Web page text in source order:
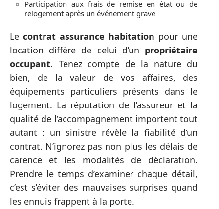
Participation aux frais de remise en état ou de
relogement après un événement grave
Le contrat assurance habitation pour une
location diffère de celui d’un propriétaire
occupant. Tenez compte de la nature du
bien, de la valeur de vos affaires, des
équipements particuliers présents dans le
logement. La réputation de l’assureur et la
qualité de l’accompagnement importent tout
autant : un sinistre révèle la fiabilité d’un
contrat. N’ignorez pas non plus les délais de
carence et les modalités de déclaration.
Prendre le temps d’examiner chaque détail,
c’est s’éviter des mauvaises surprises quand
les ennuis frappent à la porte.